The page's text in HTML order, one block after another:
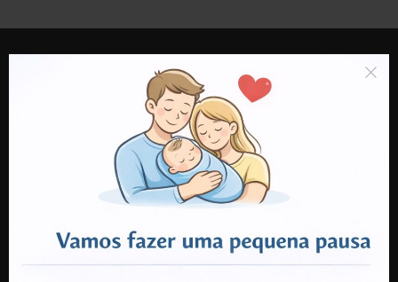
Rua do Travasso nr 500
Oliveira de Azeméis
(Chamada para rede móvel nacional)